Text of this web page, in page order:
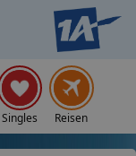
Singles Reisen